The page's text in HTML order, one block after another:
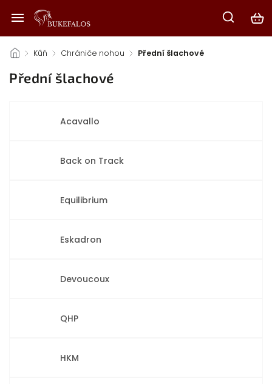
/ Kůň / Chrániče nohou / Přední šlachové
Přední šlachové
Acavallo
Back on Track
Equilibrium
Eskadron
Devoucoux
QHP
HKM